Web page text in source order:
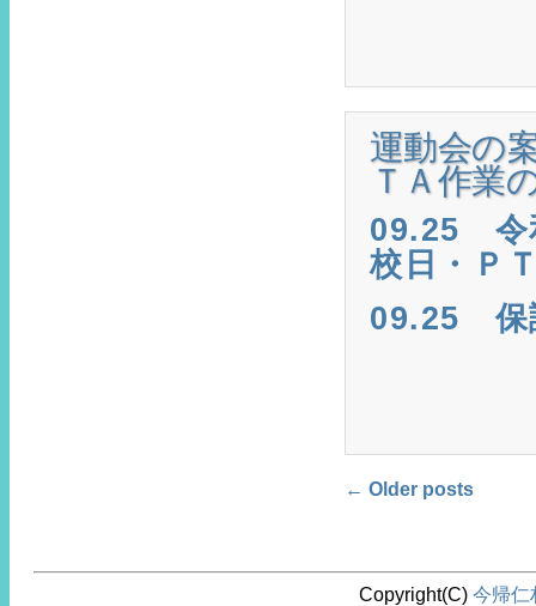
運動会の
ＴＡ作業
09.25 令
校日・Ｐ
09.25 保
Post
← Older posts
Copyright(C)今帰仁